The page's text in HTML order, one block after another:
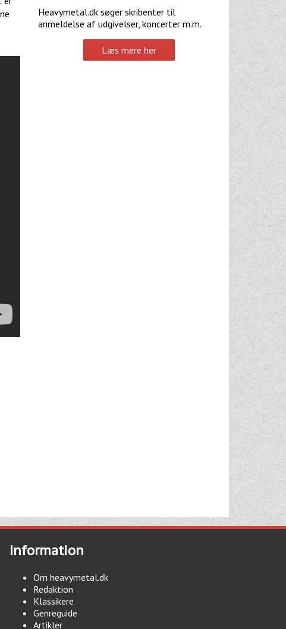
Heavymetal.dk søger skribenter til
anmeldelse af udgivelser, koncerter m.m.
Læs mere her
Information
Om heavymetal.dk
Redaktion
Klassikere
Genreguide
Artikler